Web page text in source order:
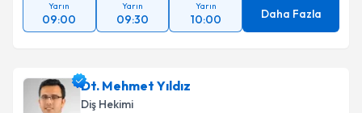
Yarın
09:00
Yarın
09:30
Yarın
10:00 Daha Fazla
Dt. Mehmet Yıldız
Diş Hekimi